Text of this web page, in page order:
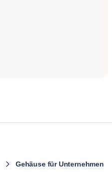
Gehäuse für Unternehmen